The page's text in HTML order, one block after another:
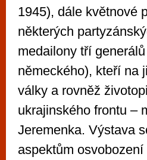
1945), dále květnové
některých
medailony tří
německého), kteří na
války a rovněž
ukrajinského frontu –
Jeremenka. Výstava
aspektům